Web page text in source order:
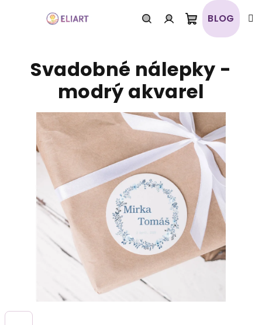
PrihlásenieNákupný
košík
BLOG
Svadobné nálepky -
modrý akvarel